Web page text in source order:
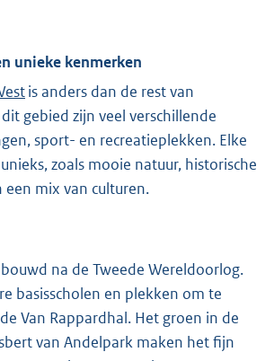
unieke kenmerken
is anders dan de rest van
gebied zijn veel verschillende
sport- en recreatieplekken. Elke
zoals mooie natuur, historische
mix van culturen.
na de Tweede Wereldoorlog.
basisscholen en plekken om te
Van Rappardhal. Het groen in de
van Andelpark maken het fijn